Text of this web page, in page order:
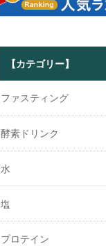
【カテゴリー】
ファスティング
酵素ドリンク
水
塩
プロテイン